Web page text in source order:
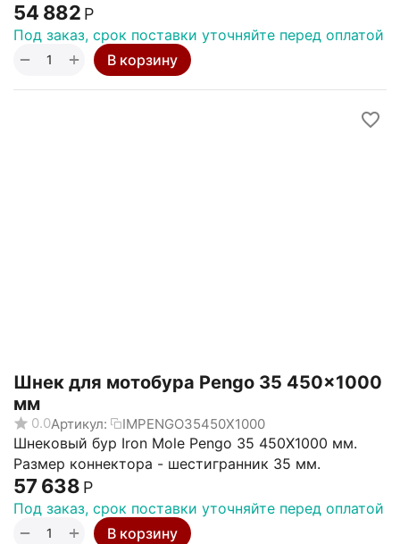
54 882 Р
Под заказ, срок поставки уточняйте перед оплатой
+
− В корзину
Шнек для мотобура Pengo 35 450x1000
мм
0.0Артикул: IMPENGO35450X1000
Шнековый бур Iron Mole Pengo 35 450X1000 мм.
Размер коннектора - шестигранник 35 мм.
57 638 Р
Под заказ, срок поставки уточняйте перед оплатой
+
− В корзину